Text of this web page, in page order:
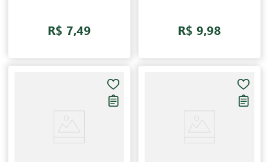
R$ 7,49 R$ 9,98